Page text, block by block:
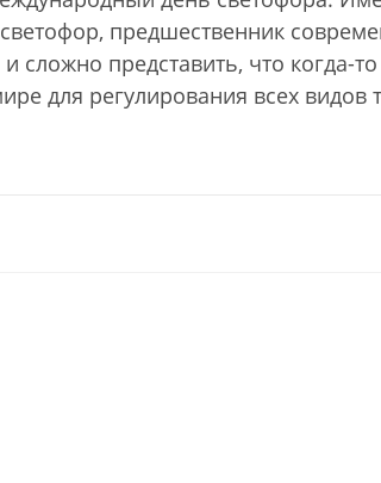
предшественник
сложно представить, что когда-
для регулирования всех